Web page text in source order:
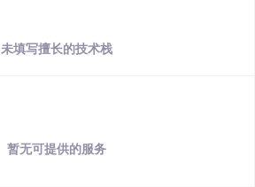
未填写擅长的技术栈
暂无可提供的服务